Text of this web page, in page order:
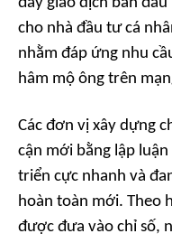
cho nhà đầu tư cá
nhằm đáp ứng nhu
hâm mộ ông trên
Các đơn vị xây dựng
cận mới bằng lập
triển cực nhanh và
hoàn toàn mới. Theo
được đưa vào chỉ số,